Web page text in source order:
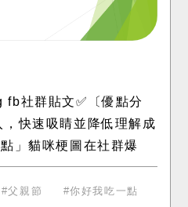
社群貼文✅〔優點分
快速吸睛並降低理解成
」貓咪梗圖在社群爆
結構，讓消費者一眼就
父親節
你好我吃一點